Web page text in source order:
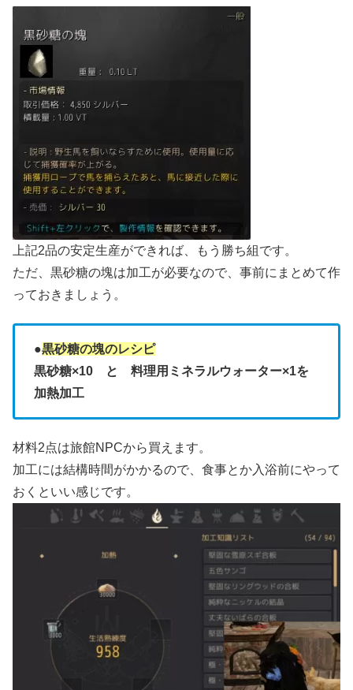
上記2品の安定生産ができれば、もう勝ち組です。
ただ、黒砂糖の塊は加工が必要なので、事前にまとめて作
っておきましょう。
●黒砂糖の塊のレシピ
黒砂糖×10 と 料理用ミネラルウォーター×1を
加熱加工
材料2点は旅館NPCから買えます。
加工には結構時間がかかるので、食事とか入浴前にやって
おくといい感じです。